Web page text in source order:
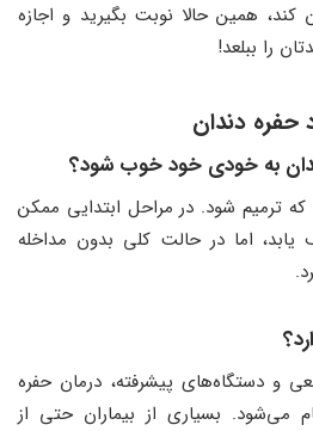
کند، همین حالا نوبت بگیرید و اجازه
را ببلعد!
حفره دندان
به خودی خود خوب شود؟
ترمیم شود. در مراحل ابتدایی ممکن
یابد، اما در حالت کلی بدون مداخله
و دستگاه‌های پیشرفته، درمان حفره
می‌شود. بسیاری از بیماران حتی از